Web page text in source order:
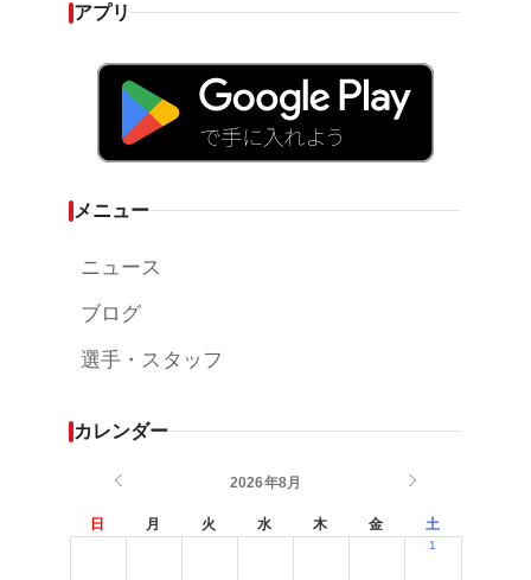
アプリ
メニュー
ニュース
ブログ
選手・スタッフ
カレンダー
2026年8月
日 月 火 水 木 金 土
1